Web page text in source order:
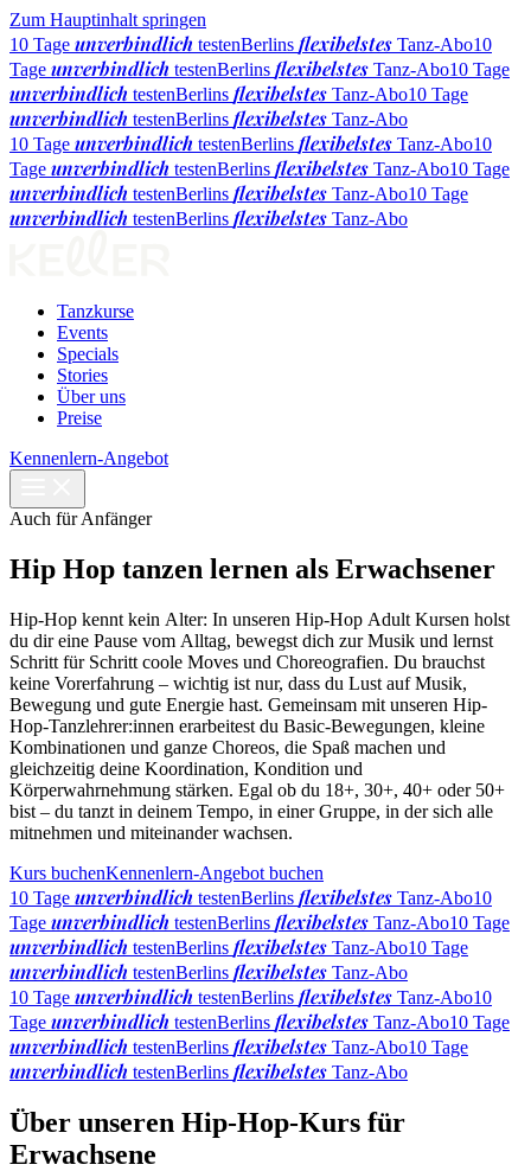
Zum Hauptinhalt springen
10 Tage unverbindlich testenBerlins flexibelstes Tanz-Abo10
Tage unverbindlich testenBerlins flexibelstes Tanz-Abo10 Tage
unverbindlich testenBerlins flexibelstes Tanz-Abo10 Tage
unverbindlich testenBerlins flexibelstes Tanz-Abo
10 Tage unverbindlich testenBerlins flexibelstes Tanz-Abo10
Tage unverbindlich testenBerlins flexibelstes Tanz-Abo10 Tage
unverbindlich testenBerlins flexibelstes Tanz-Abo10 Tage
unverbindlich testenBerlins flexibelstes Tanz-Abo
Tanzkurse
Events
Specials
Stories
Über uns
Preise
Kennenlern-Angebot
Auch für Anfänger
Hip Hop tanzen lernen als Erwachsener
Hip-Hop kennt kein Alter: In unseren Hip-Hop Adult Kursen holst
du dir eine Pause vom Alltag, bewegst dich zur Musik und lernst
Schritt für Schritt coole Moves und Choreografien. Du brauchst
keine Vorerfahrung – wichtig ist nur, dass du Lust auf Musik,
Bewegung und gute Energie hast. Gemeinsam mit unseren Hip-
Hop-Tanzlehrer:innen erarbeitest du Basic-Bewegungen, kleine
Kombinationen und ganze Choreos, die Spaß machen und
gleichzeitig deine Koordination, Kondition und
Körperwahrnehmung stärken. Egal ob du 18+, 30+, 40+ oder 50+
bist – du tanzt in deinem Tempo, in einer Gruppe, in der sich alle
mitnehmen und miteinander wachsen.
Kurs buchenKennenlern-Angebot buchen
10 Tage unverbindlich testenBerlins flexibelstes Tanz-Abo10
Tage unverbindlich testenBerlins flexibelstes Tanz-Abo10 Tage
unverbindlich testenBerlins flexibelstes Tanz-Abo10 Tage
unverbindlich testenBerlins flexibelstes Tanz-Abo
10 Tage unverbindlich testenBerlins flexibelstes Tanz-Abo10
Tage unverbindlich testenBerlins flexibelstes Tanz-Abo10 Tage
unverbindlich testenBerlins flexibelstes Tanz-Abo10 Tage
unverbindlich testenBerlins flexibelstes Tanz-Abo
Über unseren Hip-Hop-Kurs für
Erwachsene